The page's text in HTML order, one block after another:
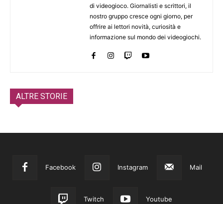
di videogioco. Giornalisti e scrittori, il
nostro gruppo cresce ogni giorno, per
offrire ai lettori novità, curiosità e
informazione sul mondo dei videogiochi.
ALTRE STORIE
Facebook Instagram Mail
Twitch Youtube